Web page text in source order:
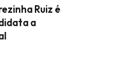
Ruiz é
a